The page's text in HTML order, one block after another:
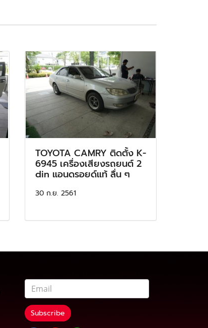
TOYOTA CAMRY ติดตั้ง K-
6945 เครื่องเสียงรถยนต์ 2
din แอนดรอยด์แท้ ลื่น ๆ
30 ก.ย. 2561
Subscribe